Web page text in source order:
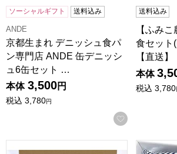
ソーシャルギフト 送料込み
ANDE
京都生まれ デニッシュ食パ
ン専門店 ANDE 缶デニッシ
ュ6缶セット …
本体 3,500円
税込 3,780円
お気に入り
送料込み
【ふみ
食セット
【直送】
本体
税込 3,780
兵庫 田中屋 出石そば挽きぐるみ2食×3
京都生ま